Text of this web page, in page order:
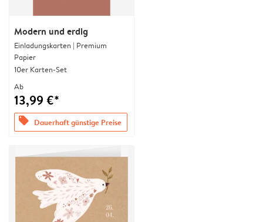
Modern und erdig
Einladungskarten | Premium
Papier
10er Karten-Set
Ab
13,99 €*
offers Dauerhaft günstige Preise